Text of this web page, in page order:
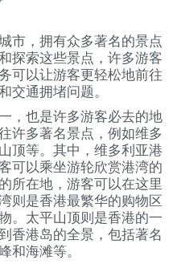
市，拥有众多著名的景点
探索这些景点，许多游客
可以让游客更轻松地前往
交通拥堵问题。
，也是许多游客必去的地
许多著名景点，例如维多
顶等。其中，维多利亚港
可以乘坐游轮欣赏港湾的
所在地，游客可以在这里
则是香港最繁华的购物区
。太平山顶则是香港的一
香港岛的全景，包括著名
和海滩等。